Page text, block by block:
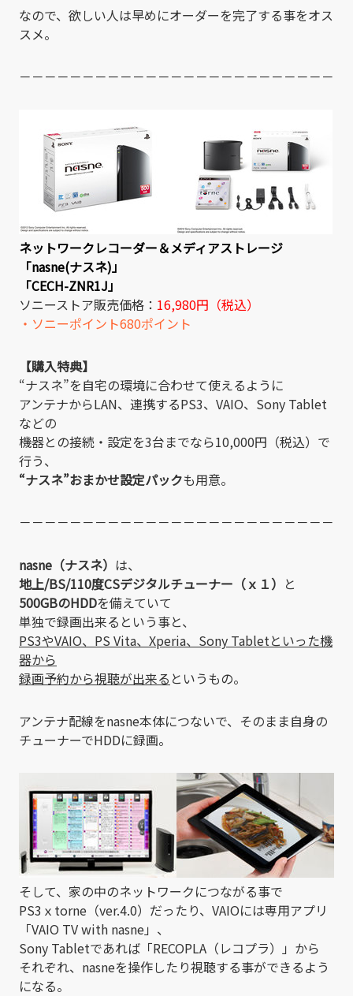
なので、欲しい人は早めにオーダーを完了する事をオス
スメ。
－－－－－－－－－－－－－－－－－－－－－－－－－
ネットワークレコーダー＆メディアストレージ
「nasne(ナスネ)」
「CECH-ZNR1J」
ソニーストア販売価格： 16,980円（税込）
・ソニーポイント680ポイント
【購入特典】
“ナスネ”を自宅の環境に合わせて使えるように
アンテナからLAN、連携するPS3、VAIO、Sony Tablet
などの
機器との接続・設定を3台までなら10,000円（税込）で
行う、
“ナスネ”おまかせ設定パックも用意。
－－－－－－－－－－－－－－－－－－－－－－－－－
nasne（ナスネ） は、
地上/BS/110度CSデジタルチューナー（ｘ１） と
500GBのHDDを備えていて
単独で録画出来るという事と、
PS3やVAIO、PS Vita、Xperia、Sony Tabletといった機
器から
録画予約から視聴が出来る というもの。
アンテナ配線をnasne本体につないで、そのまま自身の
チューナーでHDDに録画。
そして、家の中のネットワークにつながる事で
PS3ｘtorne（ver.4.0）だったり、VAIOには専用アプリ
「VAIO TV with nasne」、
Sony Tabletであれば「RECOPLA（レコプラ）」から
それぞれ、nasneを操作したり視聴する事ができるよう
になる。